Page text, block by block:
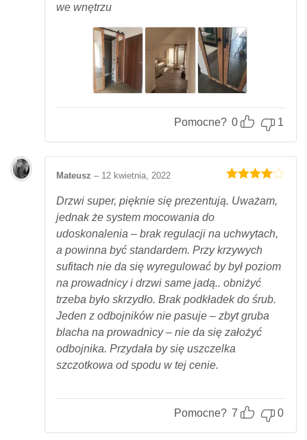
we wnętrzu
Pomocne? 0 1
na 5.
Mateusz – 12 kwietnia, 2022
Drzwi super, pięknie się prezentują. Uważam,
jednak że system mocowania do
udoskonalenia – brak regulacji na uchwytach,
a powinna być standardem. Przy krzywych
sufitach nie da się wyregulować by był poziom
na prowadnicy i drzwi same jadą.. obniżyć
trzeba było skrzydło. Brak podkładek do śrub.
Jeden z odbojników nie pasuje – zbyt gruba
blacha na prowadnicy – nie da się założyć
odbojnika. Przydała by się uszczelka
szczotkowa od spodu w tej cenie.
Pomocne? 7 0